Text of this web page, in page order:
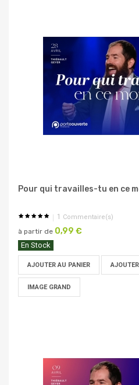
Pour qui travailles-tu en ce
1 Commentaire(s)
à partir de 0,99 €
En Stock
AJOUTER AU PANIER
IMAGE GRAND